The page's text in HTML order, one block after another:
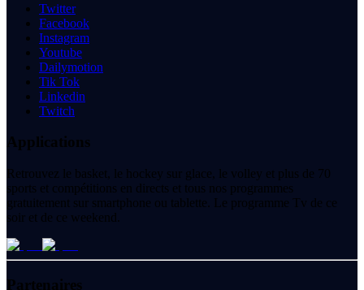
Twitter
Facebook
Instagram
Youtube
Dailymotion
Tik Tok
Linkedin
Twitch
Applications
Retrouvez le basket, le hockey sur glace, le volley et plus de 70
sports et compétitions en directs et tous nos programmes
gratuitement sur smartphone ou tablette. Le programme Tv de ce
soir et de ce weekend.
Partenaires